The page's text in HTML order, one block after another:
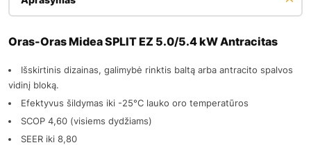
Oras-Oras Midea SPLIT EZ 5.0/5.4 kW Antracitas
Išskirtinis dizainas, galimybė rinktis baltą arba antracito spalvos
vidinį bloką.
Efektyvus šildymas iki -25°C lauko oro temperatūros
SCOP 4,60 (visiems dydžiams)
SEER iki 8,80